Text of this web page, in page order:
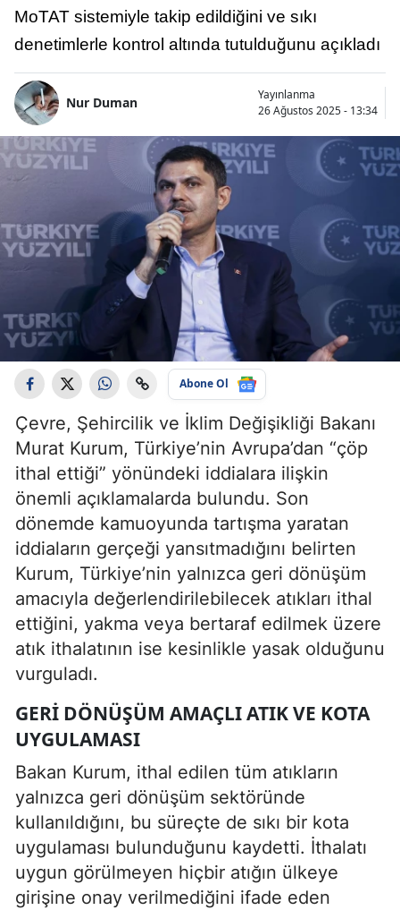
MoTAT sistemiyle takip edildiğini ve sıkı
denetimlerle kontrol altında tutulduğunu açıkladı
Nur Duman
Yayınlanma
26 Ağustos 2025 - 13:34
Abone Ol
Çevre, Şehircilik ve İklim Değişikliği Bakanı
Murat Kurum, Türkiye’nin Avrupa’dan “çöp
ithal ettiği” yönündeki iddialara ilişkin
önemli açıklamalarda bulundu. Son
dönemde kamuoyunda tartışma yaratan
iddiaların gerçeği yansıtmadığını belirten
Kurum, Türkiye’nin yalnızca geri dönüşüm
amacıyla değerlendirilebilecek atıkları ithal
ettiğini, yakma veya bertaraf edilmek üzere
atık ithalatının ise kesinlikle yasak olduğunu
vurguladı.
GERI DÖNÜŞÜM AMAÇLI ATIK VE KOTA
UYGULAMASI
Bakan Kurum, ithal edilen tüm atıkların
yalnızca geri dönüşüm sektöründe
kullanıldığını, bu süreçte de sıkı bir kota
uygulaması bulunduğunu kaydetti. İthalatı
uygun görülmeyen hiçbir atığın ülkeye
girişine onay verilmediğini ifade eden